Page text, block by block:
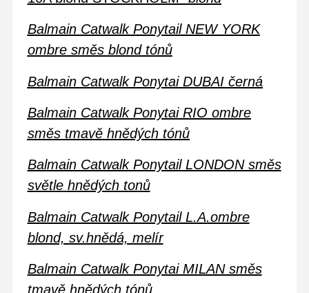
Balmain Catwalk Ponytail NEW YORK
ombre směs blond tónů
Balmain Catwalk Ponytai DUBAI černá
Balmain Catwalk Ponytai RIO ombre
směs tmavě hnědých tónů
Balmain Catwalk Ponytail LONDON směs
světle hnědých tonů
Balmain Catwalk Ponytail L.A.ombre
blond, sv.hnědá, melír
Balmain Catwalk Ponytai MILAN směs
tmavě hnědých tónů